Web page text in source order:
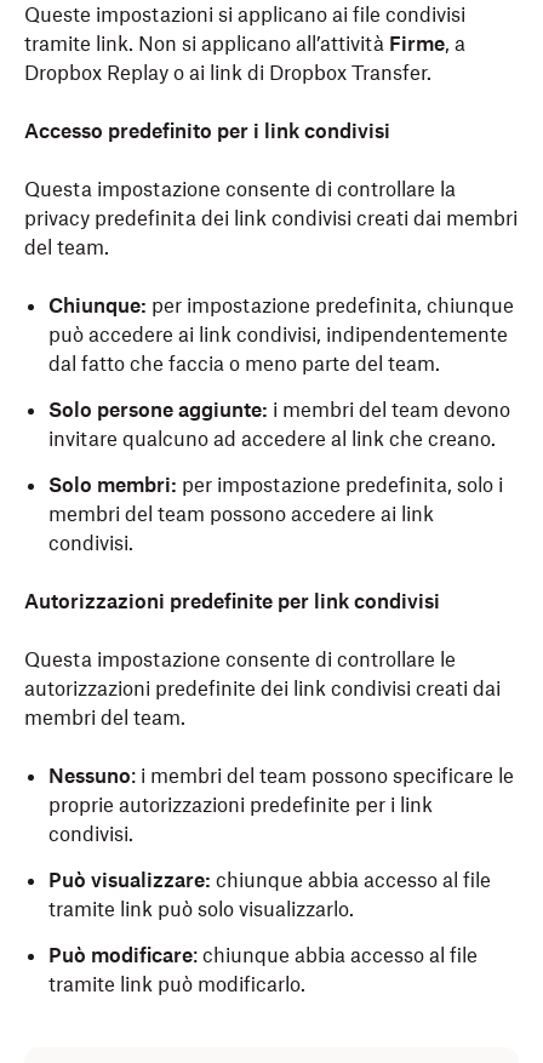
Queste impostazioni si applicano ai file condivisi
tramite link. Non si applicano all’attività Firme, a
Dropbox Replay o ai link di Dropbox Transfer.
Accesso predefinito per i link condivisi
Questa impostazione consente di controllare la
privacy predefinita dei link condivisi creati dai membri
del team.
Chiunque: per impostazione predefinita, chiunque
può accedere ai link condivisi, indipendentemente
dal fatto che faccia o meno parte del team.
Solo persone aggiunte: i membri del team devono
invitare qualcuno ad accedere al link che creano.
Solo membri: per impostazione predefinita, solo i
membri del team possono accedere ai link
condivisi.
Autorizzazioni predefinite per link condivisi
Questa impostazione consente di controllare le
autorizzazioni predefinite dei link condivisi creati dai
membri del team.
Nessuno: i membri del team possono specificare le
proprie autorizzazioni predefinite per i link
condivisi.
Può visualizzare: chiunque abbia accesso al file
tramite link può solo visualizzarlo.
Può modificare: chiunque abbia accesso al file
tramite link può modificarlo.